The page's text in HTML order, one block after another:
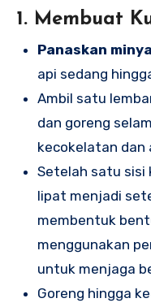
1. Membuat
Panaskan
api sedang
Ambil satu
dan goreng
kecokelatan dan
Setelah satu sisi
lipat menjadi
membentuk
menggunakan
untuk menjaga
Goreng hingga